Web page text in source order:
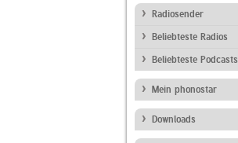
Radiosender
Beliebteste Radios
Beliebteste Podcasts
Mein phonostar
Downloads